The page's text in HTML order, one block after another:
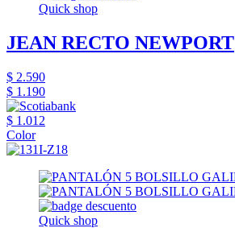
Quick shop
JEAN RECTO NEWPORT
$ 2.590
$ 1.190
$ 1.012
Color
Quick shop